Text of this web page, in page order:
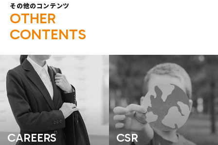
その他のコンテンツ
OTHER
CONTENTS
CAREERS CSR